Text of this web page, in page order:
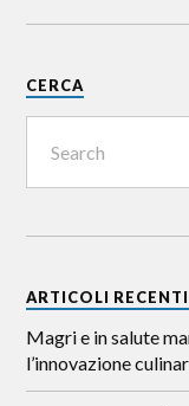
CERCA
ARTICOLI RECENTI
Magri e in salute
l’innovazione